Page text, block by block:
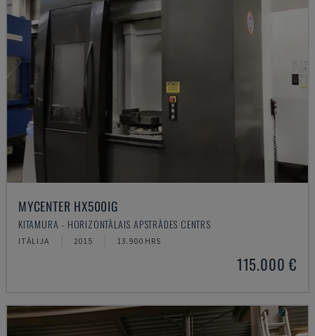
MYCENTER HX500IG
KITAMURA - HORIZONTĀLAIS APSTRĀDES CENTRS
ITĀLIJA 2015 13.900 HRS
115.000 €